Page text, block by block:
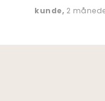
kunde, 2